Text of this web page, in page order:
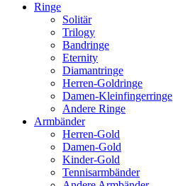
Ringe
Solitär
Trilogy
Bandringe
Eternity
Diamantringe
Herren-Goldringe
Damen-Kleinfingerringe
Andere Ringe
Armbänder
Herren-Gold
Damen-Gold
Kinder-Gold
Tennisarmbänder